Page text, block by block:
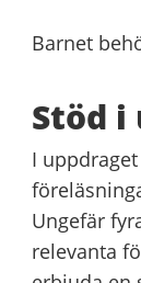
Barnet
Stöd i
I
Ungefär
relevanta